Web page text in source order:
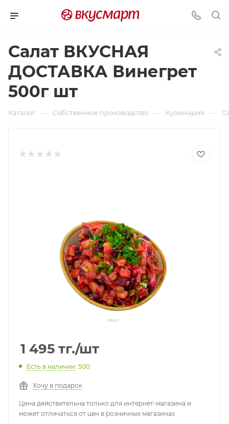
Салат ВКУСНАЯ
ДОСТАВКА Винегрет
500г шт
Каталог — Собственное производство — Кулинария —
1 495 тг./шт
Есть в наличии: 500
Хочу в подарок
Цена действительна только для интернет-магазина и
может отличаться от цен в розничных магазинах